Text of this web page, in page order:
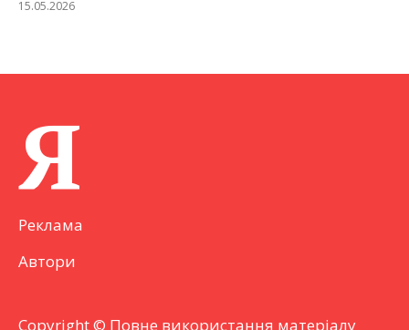
15.05.2026
Я
Реклама
Автори
Copyright © Повне використання матеріалу